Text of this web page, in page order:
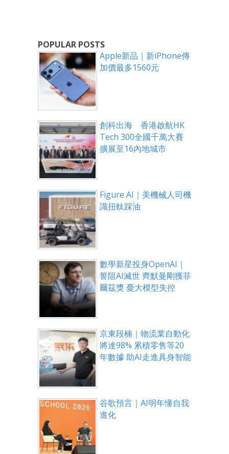
POPULAR POSTS
Apple新品｜新iPhone傳
加價最多1560元
創科出海 香港啟航HK
Tech 300全國千萬大賽
擴展至16內地城市
Figure AI｜美機械人司機
識扭軚踩油
數學新星投身OpenAI｜
誓阻AI滅世 齊默曼剛獲菲
爾茲獎 憂大模型失控
京東段楠｜物流業自動化
將達98% 累積零售等20
年數據 助AI走進具身智能
谷歌預言｜AI明年懂自我
進化